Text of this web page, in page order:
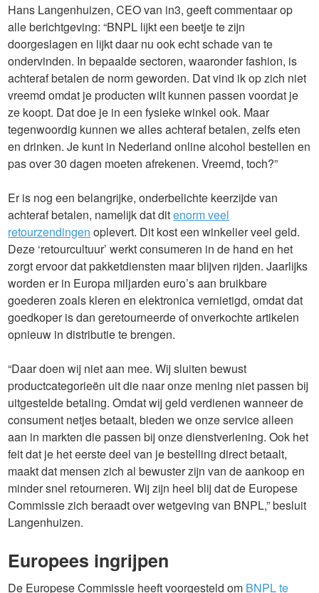
Hans Langenhuizen, CEO van in3, geeft commentaar op
alle berichtgeving: “BNPL lijkt een beetje te zijn
doorgeslagen en lijkt daar nu ook echt schade van te
ondervinden. In bepaalde sectoren, waaronder fashion, is
achteraf betalen de norm geworden. Dat vind ik op zich niet
vreemd omdat je producten wilt kunnen passen voordat je
ze koopt. Dat doe je in een fysieke winkel ook. Maar
tegenwoordig kunnen we alles achteraf betalen, zelfs eten
en drinken. Je kunt in Nederland online alcohol bestellen en
pas over 30 dagen moeten afrekenen. Vreemd, toch?”
Er is nog een belangrijke, onderbelichte keerzijde van
achteraf betalen, namelijk dat ditenorm veel
retourzendingen oplevert. Dit kost een winkelier veel geld.
Deze ‘retourcultuur’ werkt consumeren in de hand en het
zorgt ervoor dat pakketdiensten maar blijven rijden. Jaarlijks
worden er in Europa miljarden euro’s aan bruikbare
goederen zoals kleren en elektronica vernietigd, omdat dat
goedkoper is dan geretourneerde of onverkochte artikelen
opnieuw in distributie te brengen.
“Daar doen wij niet aan mee. Wij sluiten bewust
productcategorieën uit die naar onze mening niet passen bij
uitgestelde betaling. Omdat wij geld verdienen wanneer de
consument netjes betaalt, bieden we onze service alleen
aan in markten die passen bij onze dienstverlening. Ook het
feit dat je het eerste deel van je bestelling direct betaalt,
maakt dat mensen zich al bewuster zijn van de aankoop en
minder snel retourneren. Wij zijn heel blij dat de Europese
Commissie zich beraadt over wetgeving van BNPL,” besluit
Langenhuizen.
Europees ingrijpen
De Europese Commissie heeft voorgesteld om BNPL te